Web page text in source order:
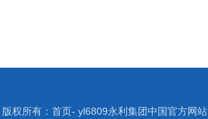
版权所有：首页- yl6809永利集团中国官方网站